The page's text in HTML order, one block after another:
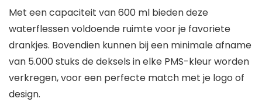
Met een capaciteit van 600 ml bieden deze
waterflessen voldoende ruimte voor je favoriete
drankjes. Bovendien kunnen bij een minimale afname
van 5.000 stuks de deksels in elke PMS-kleur worden
verkregen, voor een perfecte match met je logo of
design.